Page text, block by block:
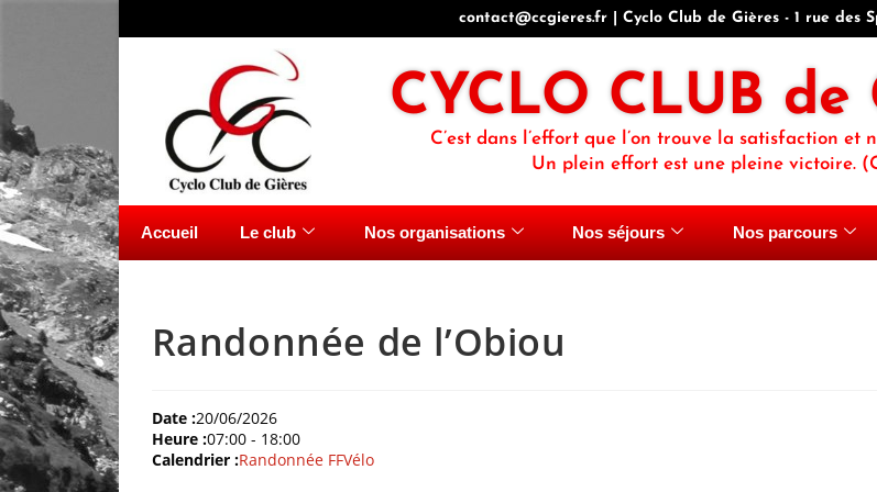
contact@ccgieres.fr | Cyclo Club de Gières - 1 rue des
CYCLO CLUB de
C’est dans l’effort que l’on trouve la satisfaction et
Un plein effort est une pleine victoire.
Accueil Le club Nos organisations Nos séjours Nos parcours
Randonnée de l’Obiou
Date :20/06/2026
Heure :07:00- 18:00
Calendrier :Randonnée FFVélo